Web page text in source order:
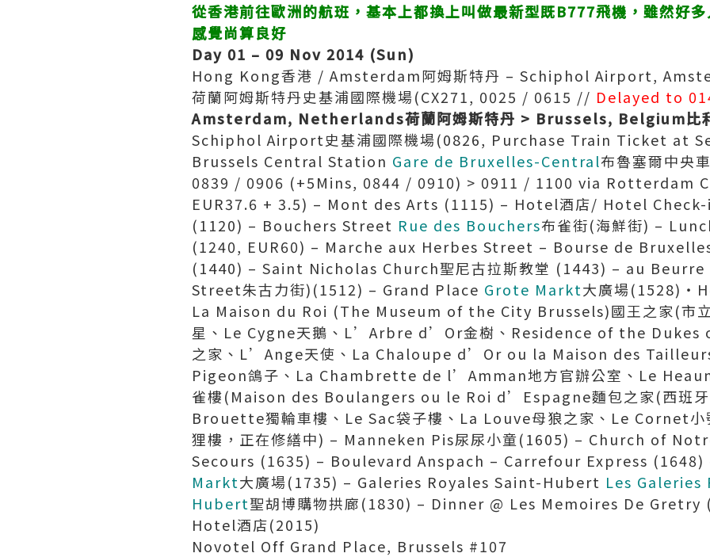
從香港前往歐洲的航班，基本上都換上叫做最新型既B777飛機，雖然好
感覺尚算良好
Day 01 – 09 Nov 2014 (Sun)
Hong Kong香港 / Amsterdam阿姆斯特丹 – Schiphol Airport,
荷蘭阿姆斯特丹史基浦國際機場(CX271, 0025 / 0615 // Delayed to
Amsterdam, Netherlands荷蘭阿姆斯特丹 > Brussels, Belgium比
Schiphol Airport史基浦國際機場(0826, Purchase Train Ticket at
Brussels Central Station Gare de Bruxelles-Central布魯塞爾中央
0839 / 0906 (+5Mins, 0844 / 0910) > 0911 / 1100 via Rotterdam
EUR37.6 + 3.5) – Mont des Arts (1115) – Hotel酒店/ Hotel Check-
(1120) – Bouchers Street Rue des Bouchers布雀街(海鮮街) –
(1240, EUR60) – Marche aux Herbes Street – Bourse de Bruxelles
(1440) – Saint Nicholas Church聖尼古拉斯教堂 (1443) – au
Street朱古力街)(1512) – Grand Place Grote Markt大廣場
La Maison du Roi (The Museum of the City Brussels)國王之家(市
星、Le Cygne天鵝、L’Arbre d’Or金樹、Residence of the Dukes
之家、L’Ange天使、La Chaloupe d’Or ou la Maison des
Pigeon鴿子、La Chambrette de l’Amman地方官辦公室、Le
雀樓(Maison des Boulangers ou le Roi d’Espagne麵包之家(西班牙
Brouette獨輪車樓、Le Sac袋子樓、La Louve母狼之家、Le Cornet小
狸樓，正在修繕中) – Manneken Pis尿尿小童(1605) – Church of
Secours (1635) – Boulevard Anspach – Carrefour Express (1648)
Markt大廣場(1735) – Galeries Royales Saint-Hubert Les Galeries
Hubert聖胡博購物拱廊(1830) – Dinner @ Les Memoires De Gretry
Hotel酒店(2015)
Novotel Off Grand Place, Brussels #107